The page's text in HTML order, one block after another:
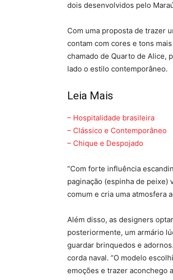
dois desenvolvidos pelo
Com uma proposta de trazer
contam com cores e tons
chamado de Quarto de Alice,
lado o estilo contemporâneo.
Leia Mais
– Hospitalidade brasileira
– Clássico e Contemporâneo
– Chique e Despojado
“Com forte influência
paginação (espinha de peixe)
comum e cria uma atmosfera
Além disso, as designers
posteriormente, um armário
guardar brinquedos e
corda naval. “O modelo
emoções e trazer aconchego